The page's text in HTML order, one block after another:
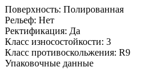
Поверхность: Полированная
Рельеф: Нет
Ректификация: Да
Класс износостойкости: 3
Класс противоскольжения: R9
Упаковочные данные